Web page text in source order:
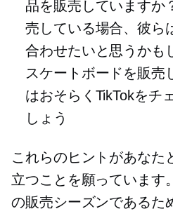
品を販売していますか
売している場合、彼ら
合わせたいと思うかも
スケートボードを販売
はおそらくTikTokをチ
しょう
これらのヒントがあなた
立つことを願っています
の販売シーズンであるた